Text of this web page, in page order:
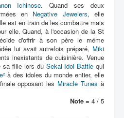
Tunes ! (アイ
ル ちゅーんず !) =
Miracle Tunes !
Ichinose. Quand ses deux
en Negative Jewelers, elle
est en train de les combattre mais
elle. Quand, à l'occasion de la St
d'offrir à son père le même
lui avait autrefois préparé, Miki
inexistants de cuisinière. Venue
sa fille lors du Sekai Idol Battle qui
à des idoles du monde entier, elle
opposant les Miracle Tunes à
Note = 4 / 5